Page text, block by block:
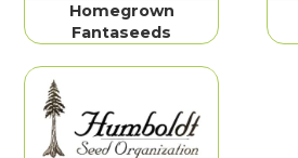
Homegrown
Fantaseeds